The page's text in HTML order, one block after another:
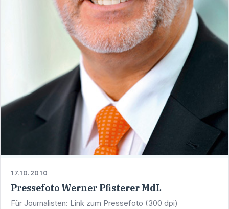
17.10.2010
Pressefoto Werner Pfisterer MdL
Für Journalisten: Link zum Pressefoto (300 dpi)